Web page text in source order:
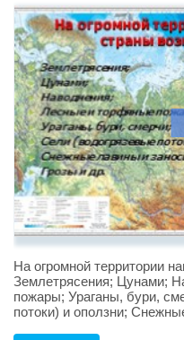
На огромной территории
Землетрясения; Цунами;
пожары; Ураганы, бури,
потоки) и оползни;